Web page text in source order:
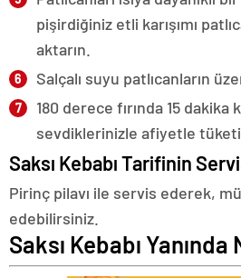
pişirdiğiniz etli karışımı
aktarın.
Salçalı suyu patlıcanların
180 derece fırında 15 dakika
sevdiklerinizle afiyetle
Saksı Kebabı Tarifinin
Pirinç pilavı ile servis ederek,
edebilirsiniz.
Saksı Kebabı